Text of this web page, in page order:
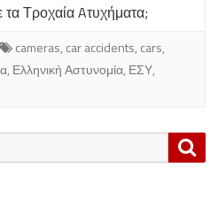
Τροχαία Aτυχήματα;
cameras, car accidents, cars,
, Ελληνική Αστυνομία, ΕΣΥ,